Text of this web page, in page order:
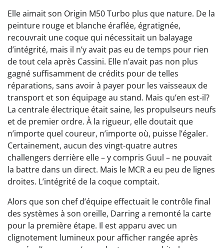
Elle aimait son Origin M50 Turbo plus que nature. De la
peinture rouge et blanche éraflée, égratignée,
recouvrait une coque qui nécessitait un balayage
d’intégrité, mais il n’y avait pas eu de temps pour rien
de tout cela après Cassini. Elle n’avait pas non plus
gagné suffisamment de crédits pour de telles
réparations, sans avoir à payer pour les vaisseaux de
transport et son équipage au stand. Mais qu’en est-il?
La centrale électrique était saine, les propulseurs neufs
et de premier ordre. À la rigueur, elle doutait que
n’importe quel coureur, n’importe où, puisse l’égaler.
Certainement, aucun des vingt-quatre autres
challengers derrière elle – y compris Guul – ne pouvait
la battre dans un direct. Mais le MCR a eu peu de lignes
droites. L’intégrité de la coque comptait.
Alors que son chef d’équipe effectuait le contrôle final
des systèmes à son oreille, Darring a remonté la carte
pour la première étape. Il est apparu avec un
clignotement lumineux pour afficher rangée après